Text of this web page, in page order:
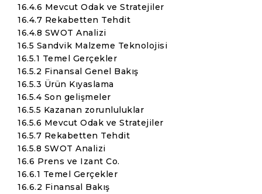
16.4.6 Mevcut Odak ve Stratejiler
16.4.7 Rekabetten Tehdit
16.4.8 SWOT Analizi
16.5 Sandvik Malzeme Teknolojisi
16.5.1 Temel Gerçekler
16.5.2 Finansal Genel Bakış
16.5.3 Ürün Kıyaslama
16.5.4 Son gelişmeler
16.5.5 Kazanan zorunluluklar
16.5.6 Mevcut Odak ve Stratejiler
16.5.7 Rekabetten Tehdit
16.5.8 SWOT Analizi
16.6 Prens ve Izant Co.
16.6.1 Temel Gerçekler
16.6.2 Finansal Bakış